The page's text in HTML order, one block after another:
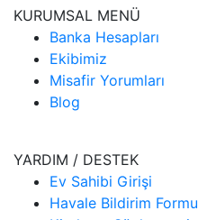
KURUMSAL MENÜ
Banka Hesapları
Ekibimiz
Misafir Yorumları
Blog
YARDIM / DESTEK
Ev Sahibi Girişi
Havale Bildirim Formu